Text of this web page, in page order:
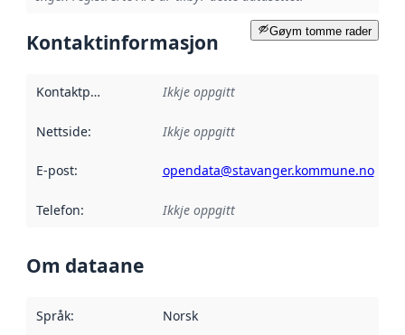
Gøym tomme rader
Kontaktinformasjon
Kontaktpunkt Ikkje oppgitt
Nettside: Ikkje oppgitt
E-post: opendata@stavanger.kommune.no
Telefon: Ikkje oppgitt
Om dataane
Språk: Norsk